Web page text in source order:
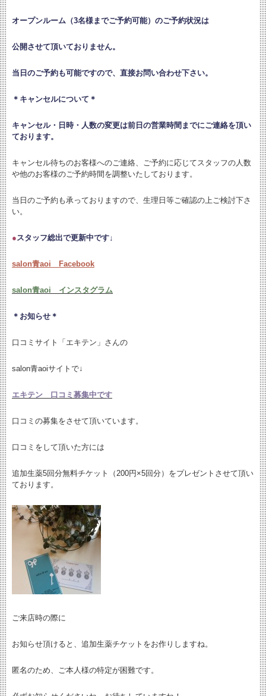
オープンルーム（3名様までご予約可能）のご予約状況は
公開させて頂いておりません。
当日のご予約も可能ですので、直接お問い合わせ下さい。
＊キャンセルについて＊
キャンセル・日時・人数の変更は前日の営業時間までにご連絡を頂い
ております。
キャンセル待ちのお客様へのご連絡、ご予約に応じてスタッフの人数
や他のお客様のご予約時間を調整いたしております。
当日のご予約も承っておりますので、生理日等ご確認の上ご検討下さ
い。
●スタッフ総出で更新中です↓
salon青aoi Facebook
salon青aoi インスタグラム
＊お知らせ＊
口コミサイト「エキテン」さんの
salon青aoiサイトで↓
エキテン 口コミ募集中です
口コミの募集をさせて頂いています。
口コミをして頂いた方には
追加生薬5回分無料チケット（200円×5回分）をプレゼントさせて頂い
ております。
ご来店時の際に
お知らせ頂けると、追加生薬チケットをお作りしますね。
匿名のため、ご本人様の特定が困難です。